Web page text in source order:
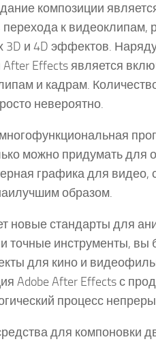
композиции
к
и 4D эффектов.
Effects является
и кадрам.
невероятно.
можно придумать
графика для
образом.
новые стандарты для
точные инструменты,
для кино и
Adobe After Effects с
процесс
для компоновки